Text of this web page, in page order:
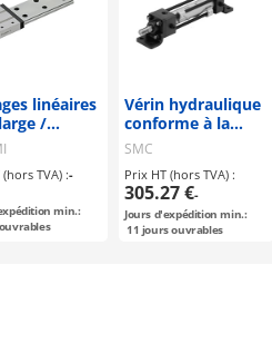
linéaires
/
au choix
TVA) :-
min.:
Vérin hydraulique
conforme à la
norme JIS, double
effet : Simple tige
série
CH2E/CH2F/CH2G/
SMC
Prix HT (hors TVA) :
305.27 €-
Jours d'expédition min.:
11 jours ouvrables